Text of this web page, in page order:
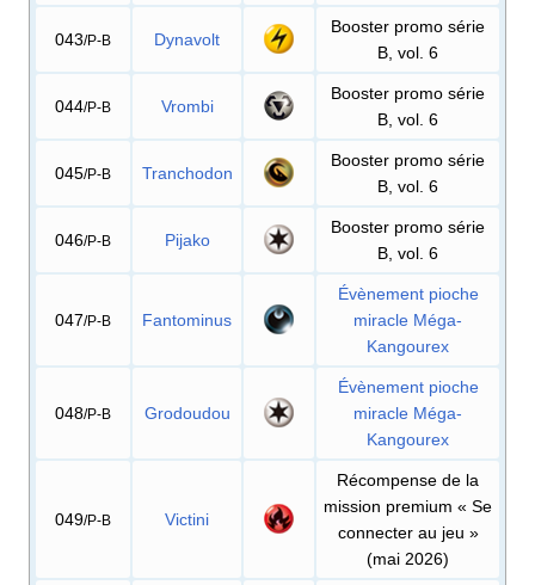
043/P-B Dynavolt
Booster promo série
B, vol. 6
044/P-B Vrombi
Booster promo série
B, vol. 6
045/P-B Tranchodon
Booster promo série
B, vol. 6
046/P-B Pijako
Booster promo série
B, vol. 6
047/P-B Fantominus
Évènement pioche
miracle Méga-
Kangourex
048/P-B Grodoudou
Évènement pioche
miracle Méga-
Kangourex
049/P-B Victini
Récompense de la
mission premium « Se
connecter au jeu »
(mai 2026)